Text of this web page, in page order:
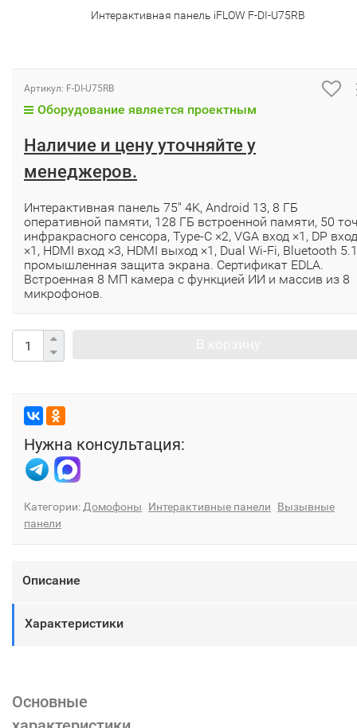
Интерактивная панель iFLOW F-DI-U75RB
Артикул: F-DI-U75RB
Оборудование является проектным
Наличие и цену уточняйте у
менеджеров.
Интерактивная панель 75" 4K, Android 13, 8 ГБ
оперативной памяти, 128 ГБ встроенной памяти, 50
инфракрасного сенсора, Type-C ×2, VGA вход ×1, DP вход
×1, HDMI вход ×3, HDMI выход ×1, Dual Wi-Fi, Bluetooth
промышленная защита экрана. Сертификат EDLA.
Встроенная 8 МП камера с функцией ИИ и массив из 8
микрофонов.
Нужна консультация:
Категории:Домофоны Интерактивные панели
Вызывные
панели
Описание
Характеристики
Основные